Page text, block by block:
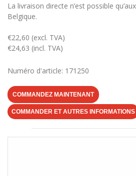
La livraison directe n’est possible
Belgique.
€22,60 (excl. TVA)
€24,63 (incl. TVA)
Numéro d'article: 171250
COMMANDEZ MAINTENANT
COMMANDER ET AUTRES INFORMATIONS